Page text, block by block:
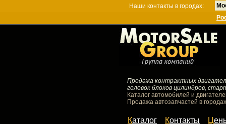
Наши контакты в городах:
Продажа контрактных
головок блоков цилиндров,
Каталог автомобилей и
Продажа автозапчастей в
Каталог Контакты